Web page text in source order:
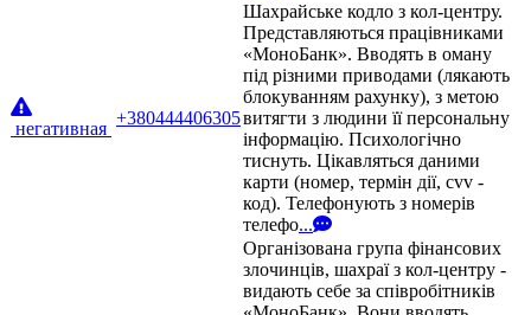
негативная
+380444406305
Шахрайське кодло з кол-центру.
Представляються працівниками
«МоноБанк». Вводять в оману
під різними приводами (лякають
блокуванням рахунку), з метою
витягти з людини її персональну
інформацію. Психологічно
тиснуть. Цікавляться даними
карти (номер, термін дії, cvv -
код). Телефонують з номерів
телефо...
Організована група фінансових
злочинців, шахраї з кол-центру -
видають себе за співробітників